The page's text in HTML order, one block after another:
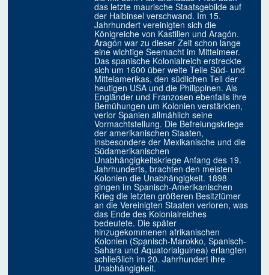
das letzte maurische Staatsgebilde auf
der Halbinsel verschwand. Im 15.
Jahrhundert vereinigten sich die
Königreiche von Kastilien und Aragón.
Aragón war zu dieser Zeit schon lange
eine wichtige Seemacht im Mittelmeer.
Das spanische Kolonialreich erstreckte
sich um 1600 über weite Teile Süd- und
Mittelamerikas, den südlichen Teil der
heutigen USA und die Philippinen. Als
Engländer und Franzosen ebenfalls ihre
Bemühungen um Kolonien verstärkten,
verlor Spanien allmählich seine
Vormachtstellung. Die Befreiungskriege
der amerikanischen Staaten,
insbesondere der Mexikanische und die
Südamerikanischen
Unabhängigkeitskriege Anfang des 19.
Jahrhunderts, brachten den meisten
Kolonien die Unabhängigkeit. 1898
gingen im Spanisch-Amerikanischen
Krieg die letzten größeren Besitztümer
an die Vereinigten Staaten verloren, was
das Ende des Kolonialreiches
bedeutete. Die später
hinzugekommenen afrikanischen
Kolonien (Spanisch-Marokko, Spanisch-
Sahara und Äquatorialguinea) erlangten
schließlich im 20. Jahrhundert ihre
Unabhängigkeit.